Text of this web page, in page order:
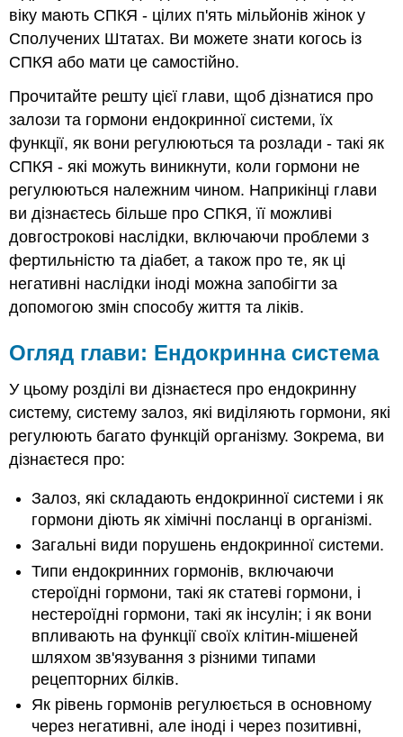
віку мають СПКЯ - цілих п'ять мільйонів жінок у
Сполучених Штатах. Ви можете знати когось із
СПКЯ або мати це самостійно.
Прочитайте решту цієї глави, щоб дізнатися про
залози та гормони ендокринної системи, їх
функції, як вони регулюються та розлади - такі як
СПКЯ - які можуть виникнути, коли гормони не
регулюються належним чином. Наприкінці глави
ви дізнаєтесь більше про СПКЯ, її можливі
довгострокові наслідки, включаючи проблеми з
фертильністю та діабет, а також про те, як ці
негативні наслідки іноді можна запобігти за
допомогою змін способу життя та ліків.
Огляд глави: Ендокринна система
У цьому розділі ви дізнаєтеся про ендокринну
систему, систему залоз, які виділяють гормони, які
регулюють багато функцій організму. Зокрема, ви
дізнаєтеся про:
Залоз, які складають ендокринної системи і як
гормони діють як хімічні посланці в організмі.
Загальні види порушень ендокринної системи.
Типи ендокринних гормонів, включаючи
стероїдні гормони, такі як статеві гормони, і
нестероїдні гормони, такі як інсулін; і як вони
впливають на функції своїх клітин-мішеней
шляхом зв'язування з різними типами
рецепторних білків.
Як рівень гормонів регулюється в основному
через негативні, але іноді і через позитивні,